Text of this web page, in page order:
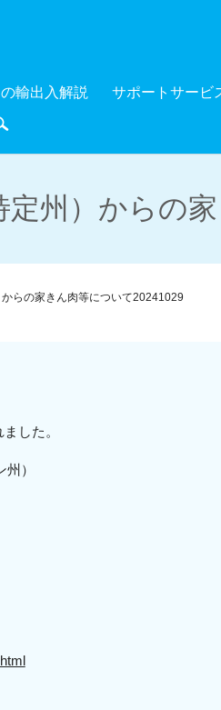
輸出入解説 サポートサービ
定州）からの
らの家きん肉等について20241029
した。
）